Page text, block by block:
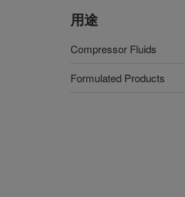
用途
Compressor Fluids
Formulated Products